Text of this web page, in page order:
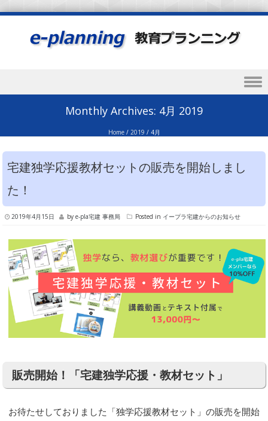
Monthly Archives: 4月 2019
Home /2019 /4月
宅建独学応援教材セットの販売を開始しまし
た！
2019年4月15日 by e-pla宅建 事務局 Posted in イープラ宅建からのお知らせ
販売開始！「宅建独学応援・教材セット」
お待たせしておりました「独学応援教材セット」の販売を開始